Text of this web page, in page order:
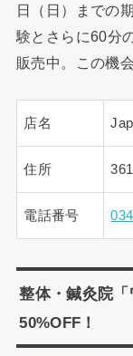
日（日）までの
験とさらに60分
販売中。この機
店名
住所
電話番号
整体・鍼灸院
50%OFF！